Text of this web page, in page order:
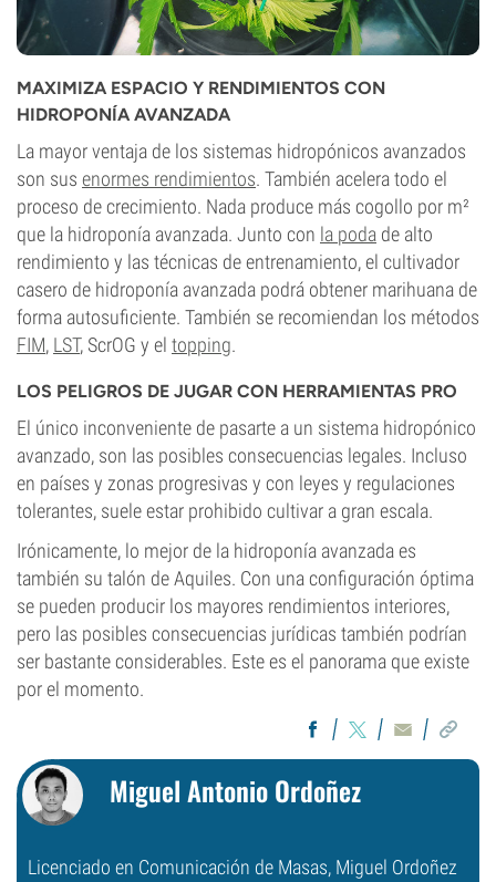
MAXIMIZA ESPACIO Y RENDIMIENTOS CON
HIDROPONÍA AVANZADA
La mayor ventaja de los sistemas hidropónicos avanzados
son sus enormes rendimientos. También acelera todo el
proceso de crecimiento. Nada produce más cogollo por m²
que la hidroponía avanzada. Junto con la poda de alto
rendimiento y las técnicas de entrenamiento, el cultivador
casero de hidroponía avanzada podrá obtener marihuana de
forma autosuficiente. También se recomiendan los métodos
FIM, LST, ScrOG y el topping.
LOS PELIGROS DE JUGAR CON HERRAMIENTAS PRO
El único inconveniente de pasarte a un sistema hidropónico
avanzado, son las posibles consecuencias legales. Incluso
en países y zonas progresivas y con leyes y regulaciones
tolerantes, suele estar prohibido cultivar a gran escala.
Irónicamente, lo mejor de la hidroponía avanzada es
también su talón de Aquiles. Con una configuración óptima
se pueden producir los mayores rendimientos interiores,
pero las posibles consecuencias jurídicas también podrían
ser bastante considerables. Este es el panorama que existe
por el momento.
Miguel Antonio Ordoñez
Licenciado en Comunicación de Masas, Miguel Ordoñez